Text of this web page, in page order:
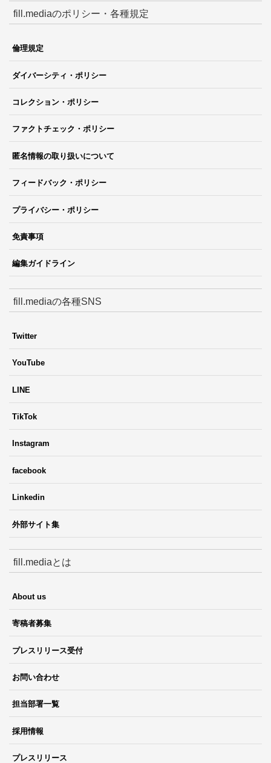
fill.mediaのポリシー・各種規定
倫理規定
ダイバーシティ・ポリシー
コレクション・ポリシー
ファクトチェック・ポリシー
匿名情報の取り扱いについて
フィードバック・ポリシー
プライバシー・ポリシー
免責事項
編集ガイドライン
fill.mediaの各種SNS
Twitter
YouTube
LINE
TikTok
Instagram
facebook
Linkedin
外部サイト集
fill.mediaとは
About us
寄稿者募集
プレスリリース受付
お問い合わせ
担当部署一覧
採用情報
プレスリリース